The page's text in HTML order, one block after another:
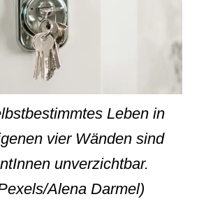
Leben in
vier Wänden sind
unverzichtbar.
Alena Darmel)